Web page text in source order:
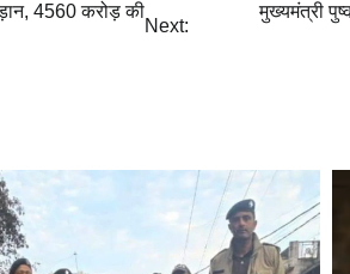
4560 करोड़ की
Next:
मुख्यमंत्री